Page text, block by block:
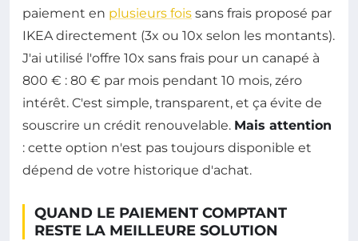
paiement en plusieurs fois sans frais proposé par
IKEA directement (3x ou 10x selon les montants).
J'ai utilisé l'offre 10x sans frais pour un canapé à
800 € : 80 € par mois pendant 10 mois, zéro
intérêt. C'est simple, transparent, et ça évite de
souscrire un crédit renouvelable. Mais attention
: cette option n'est pas toujours disponible et
dépend de votre historique d'achat.
QUAND LE PAIEMENT COMPTANT
RESTE LA MEILLEURE SOLUTION